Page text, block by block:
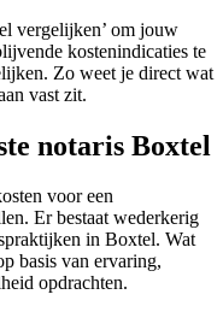
vergelijken’ om jouw
kostenindicaties te
Zo weet je direct wat
vast zit.
notaris Boxtel
voor een
Er bestaat wederkerig
in Boxtel. Wat
basis van ervaring,
opdrachten.